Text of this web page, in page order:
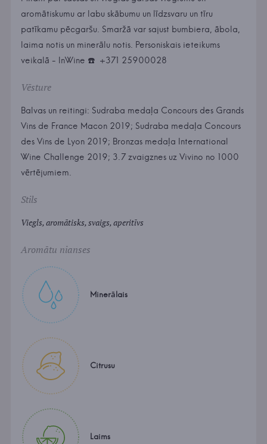
aromātiskumu ar labu skābumu un līdzsvaru un tīru
patīkamu pēcgaršu. Smaržā var sajust bumbiera, ābola,
laima notis un minerālu notis. Personiskais ieteikums
veikalā - InWine ☎️ ️ +371 25900028
Vēsture
Balvas un reitingi: Sudraba medaļa Concours des Grands
Vins de France Macon 2019; Sudraba medaļa Concours
des Vins de Lyon 2019; Bronzas medaļa International
Wine Challenge 2019; 3.7 zvaigznes uz Vivino no 1000
vērtējumiem.
Stils
Viegls, aromātisks, svaigs, aperitīvs
Aromātu nianses
Minerālais
Citrusu
Laims